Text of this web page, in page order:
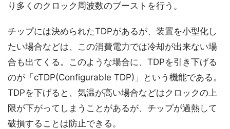
り多くのクロック周波数のブーストを行う。
チップには決められたTDPがあるが、装置を小型化し
たい場合などは、この消費電力では冷却が出来ない場
合も出てくる。このような場合に、TDPを引き下げる
のが「cTDP(Configurable TDP)」という機能である。
TDPを下げると、気温が高い場合などはクロックの上
限が下がってしまうことがあるが、チップが過熱して
破損することは防止できる。